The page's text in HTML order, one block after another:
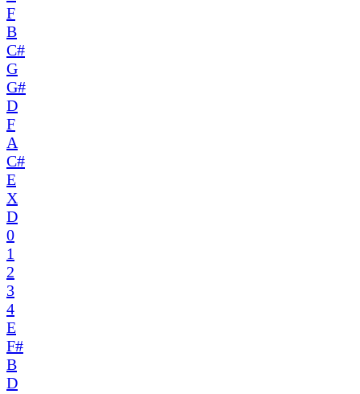
F
B
C#
G
G#
D
F
A
C#
E
X
D
0
1
2
3
4
E
F#
B
D